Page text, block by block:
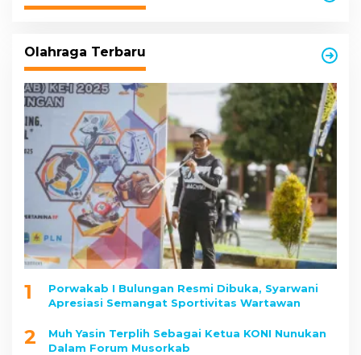
Olahraga Terbaru
1
Porwakab I Bulungan Resmi Dibuka, Syarwani
Apresiasi Semangat Sportivitas Wartawan
2
Muh Yasin Terplih Sebagai Ketua KONI Nunukan
Dalam Forum Musorkab